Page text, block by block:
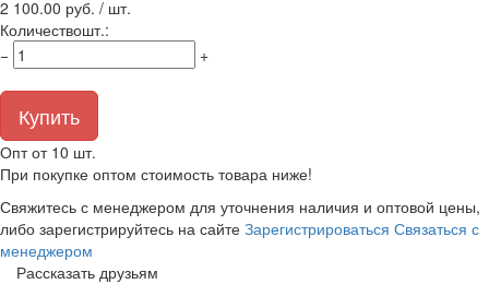
2 100.00 руб. / шт.
Количествошт.:
−
+
Купить
Опт от 10 шт.
При покупке оптом стоимость товара ниже!
Свяжитесь с менеджером для уточнения наличия и оптовой цены,
либо зарегистрируйтесь на сайте Зарегистрироваться Связаться с
менеджером
Рассказать друзьям